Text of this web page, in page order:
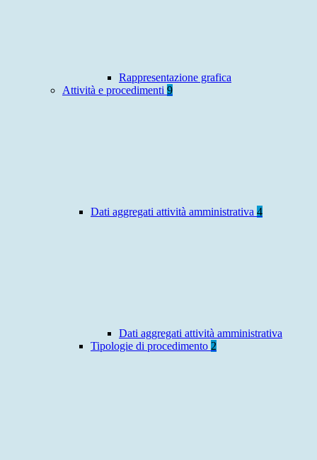
Rappresentazione grafica
Attività e procedimenti 9
Dati aggregati attività amministrativa 4
Dati aggregati attività amministrativa
Tipologie di procedimento 2